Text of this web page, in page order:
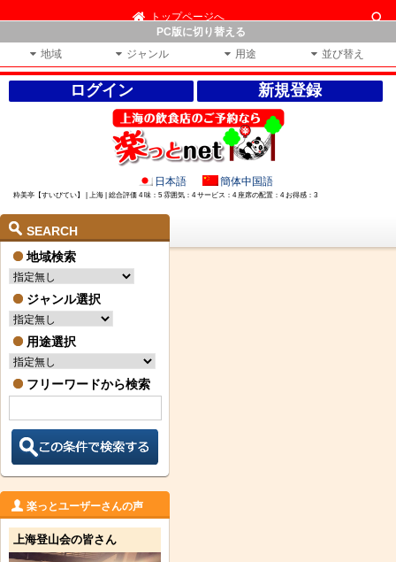
トップページへ
PC版に切り替える
地域
ジャンル 用途 並び替え
ログイン 新規登録
日本語 簡体中国語
粋美亭【すいびてい】 | 上海 | 総合評価 4 味：5 雰囲気：4 サービス：4 座席の配置：4 お得感：3
SEARCH
地域検索
ジャンル選択
用途選択
フリーワードから検索
楽っとユーザーさんの声
上海登山会の皆さん